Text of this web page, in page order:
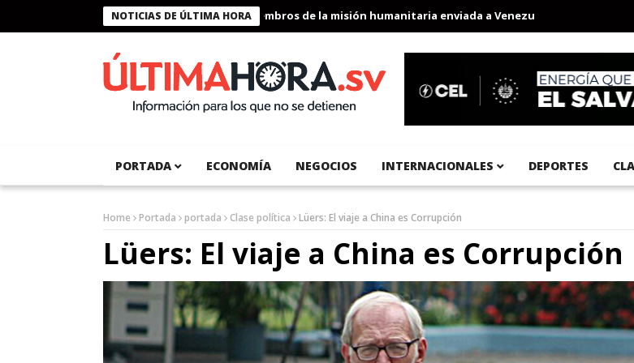
NOTICIAS DE ÚLTIMA HORA
Presidente Bukele condecora a miembros de la misión humanitaria enviada a Venezuela Aeropuerto
PORTADA ECONOMÍA NEGOCIOS INTERNACIONALES DEPORTES
Home Portada portada Clase política Lüers: El viaje a China es Corrupción
Lüers: El viaje a China es Corrupción